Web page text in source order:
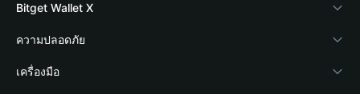
Blog
Academy
ข่าวสารด้านคริปโต
Crypto Card
Stablecoin Earn
Payfi Crypto
Bitget Wallet X
นักพัฒนา
เชื่อมต่อ Wallet
ความปลอดภัย
Protection Fund
เครื่องมือ